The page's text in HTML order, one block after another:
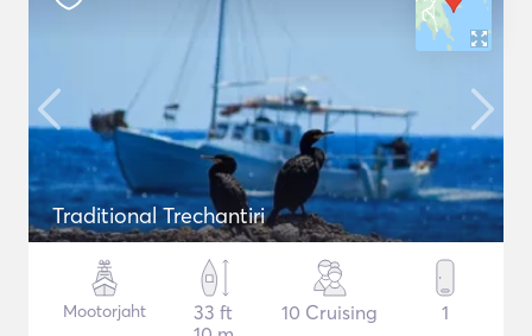
Traditional Trechantiri
Mootorjaht
33 ft
10 Cruising 1